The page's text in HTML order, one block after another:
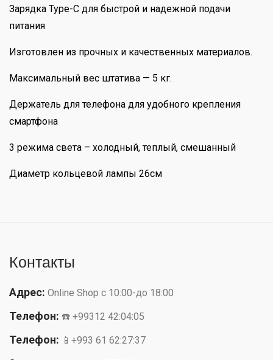
Зарядка Type-C для быстрой и надежной подачи
питания
Изготовлен из прочных и качественных материалов.
Максимальный вес штатива — 5 кг.
Держатель для телефона для удобного крепления
смартфона
3 режима света – холодный, теплый, смешанный
Диаметр кольцевой лампы 26см
Контакты
Адрес: Online Shop с 10:00-до 18:00
Телефон: ☎️ +99312 42:04:05
Телефон: 📱+993 61 62:27:37